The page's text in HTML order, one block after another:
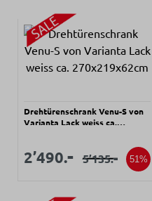
Drehtürenschrank Venu-S von
Varianta Lack weiss ca.
Verkaufspreis:
Verkaufspreis:
2’490.- Regulärer Preis:
5’135.- 51%